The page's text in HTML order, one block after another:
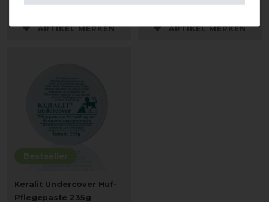
ARTIKEL MERKEN ARTIKEL MERKEN
Bestseller
Keralit Undercover Huf-
Pflegepaste 235g